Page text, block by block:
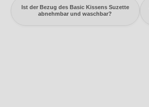
Ist der Bezug des Basic Kissens Suzette
abnehmbar und waschbar?